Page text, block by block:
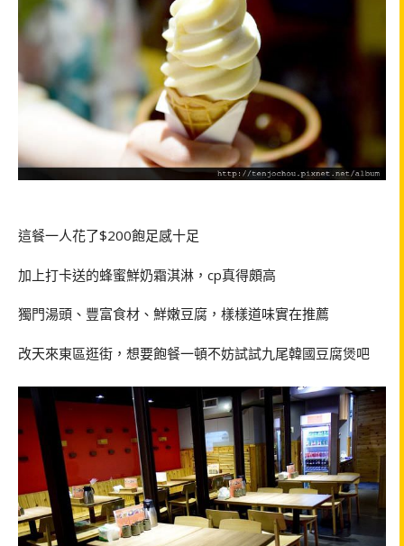
這餐一人花了$200飽足感十足
加上打卡送的蜂蜜鮮奶霜淇淋， cp真得頗高
獨門湯頭、豐富食材、鮮嫩豆腐，樣樣道味實在推薦
改天來東區逛街，想要飽餐一頓不妨試試九尾韓國豆腐煲吧